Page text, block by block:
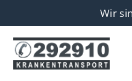
Wir